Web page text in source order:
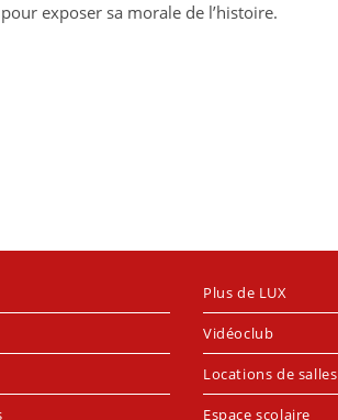
exposer sa morale de l’histoire.
Plus de LUX
Vidéoclub
Locations de salles
Espace scolaire